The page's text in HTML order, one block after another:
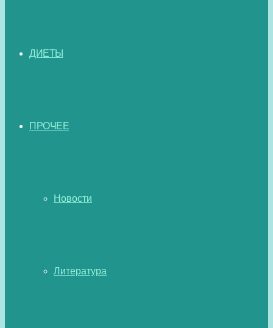
ДИЕТЫ
ПРОЧЕЕ
Новости
Литература